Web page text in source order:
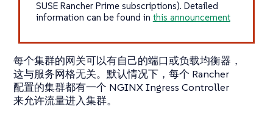
SUSE Rancher Prime subscriptions). Detailed
information can be found in this announcement
每个集群的网关可以有自己的端口或负载均衡器，
这与服务网格无关。默认情况下，每个 Rancher
配置的集群都有一个 NGINX Ingress Controller
来允许流量进入集群。